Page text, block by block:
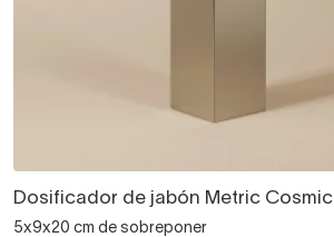
Dosificador de jabón Metric Cosmic
5x9x20 cm de sobreponer